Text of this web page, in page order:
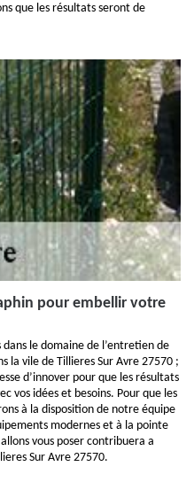
que les résultats seront de
pour embellir votre
dans le domaine de l’entretien de
la vile de Tillieres Sur Avre 27570 ;
d’innover pour que les résultats
vos idées et besoins. Pour que les
à la disposition de notre équipe
modernes et à la pointe
vous poser contribuera a
Sur Avre 27570.